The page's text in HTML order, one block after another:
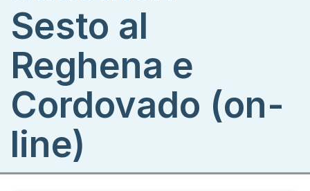
Sesto al
Reghena e
Cordovado (on-
line)